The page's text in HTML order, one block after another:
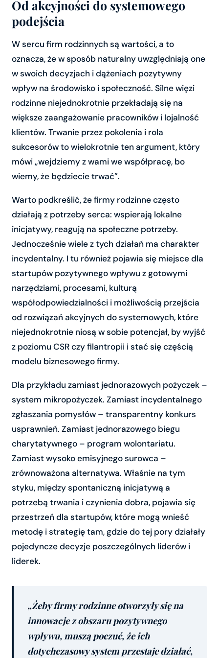
Od akcyjności do systemowego
podejścia
W sercu firm rodzinnych są wartości, a to
oznacza, że w sposób naturalny uwzględniają one
w swoich decyzjach i dążeniach pozytywny
wpływ na środowisko i społeczność. Silne więzi
rodzinne niejednokrotnie przekładają się na
większe zaangażowanie pracowników i lojalność
klientów. Trwanie przez pokolenia i rola
sukcesorów to wielokrotnie ten argument, który
mówi „wejdziemy z wami we współpracę, bo
wiemy, że będziecie trwać”.
Warto podkreślić, że firmy rodzinne często
działają z potrzeby serca: wspierają lokalne
inicjatywy, reagują na społeczne potrzeby.
Jednocześnie wiele z tych działań ma charakter
incydentalny. I tu również pojawia się miejsce dla
startupów pozytywnego wpływu z gotowymi
narzędziami, procesami, kulturą
współodpowiedzialności i możliwością przejścia
od rozwiązań akcyjnych do systemowych, które
niejednokrotnie niosą w sobie potencjał, by wyjść
z poziomu CSR czy filantropii i stać się częścią
modelu biznesowego firmy.
Dla przykładu zamiast jednorazowych pożyczek –
system mikropożyczek. Zamiast incydentalnego
zgłaszania pomysłów – transparentny konkurs
usprawnień. Zamiast jednorazowego biegu
charytatywnego – program wolontariatu.
Zamiast wysoko emisyjnego surowca –
zrównoważona alternatywa. Właśnie na tym
styku, między spontaniczną inicjatywą a
potrzebą trwania i czynienia dobra, pojawia się
przestrzeń dla startupów, które mogą wnieść
metodę i strategię tam, gdzie do tej pory działały
pojedyncze decyzje poszczególnych liderów i
liderek.
„Żeby firmy rodzinne otworzyły się na
innowacje z obszaru pozytywnego
wpływu, muszą poczuć, że ich
dotychczasowy system przestaje działać,